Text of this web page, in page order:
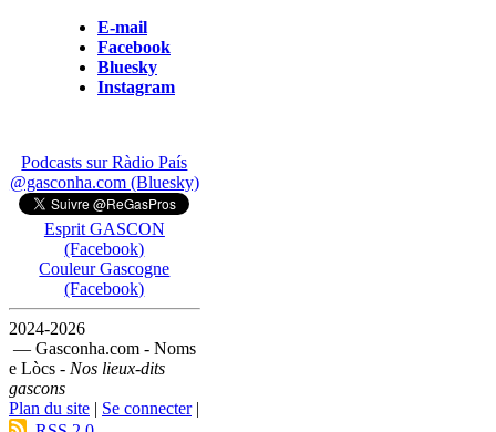
E-mail
Facebook
Bluesky
Instagram
Podcasts sur Ràdio País
@gasconha.com (Bluesky)
Esprit GASCON
(Facebook)
Couleur Gascogne
(Facebook)
2024-2026
— Gasconha.com - Noms
e Lòcs - Nos lieux-dits
gascons
Plan du site | Se connecter|